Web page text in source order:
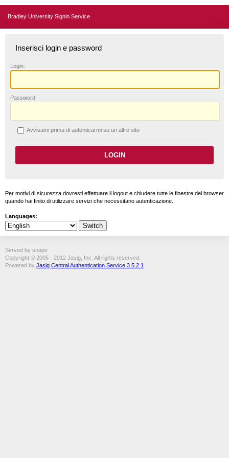
Bradley University Signin Service
Inserisci login e password
L ogin:
Password:
Avvisami prima di autenticarmi su un altro sito
Per motivi di sicurezza dovresti effettuare il logout e chiudere tutte le finestre del browser
quando hai finito di utilizzare servizi che necessitano autenticazione.
Languages:
Served by snape
Copyright © 2005 - 2012 Jasig, Inc. All rights reserved.
Powered by Jasig Central Authentication Service 3.5.2.1